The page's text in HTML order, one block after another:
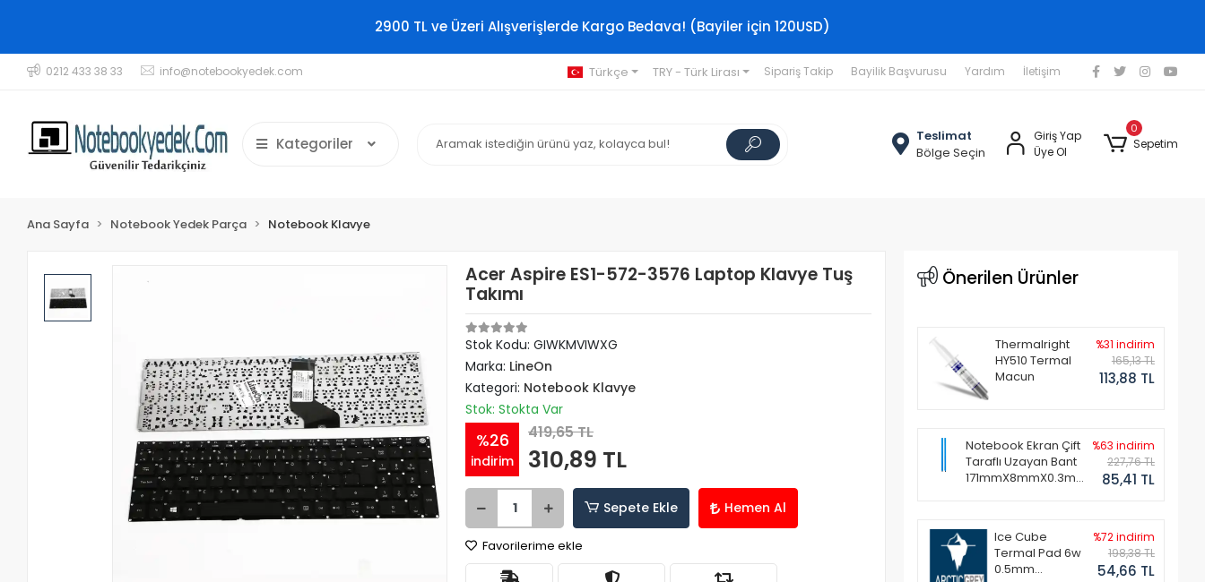
2900 TL ve Üzeri Alışverişlerde Kargo Bedava! (Bayiler için 120USD)
0212 433 38 33 info@notebookyedek.com Türkçe TRY - Türk Lirası Sipariş Takip Bayilik Başvurusu Yardım İletişim
Kategoriler
Teslimat
Bölge Seçin
Giriş Yap
Üye Ol
0
Sepetim
Ana Sayfa Notebook Yedek Parça Notebook Klavye
Acer Aspire ES1-572-3576 Laptop Klavye Tuş
Takımı
Stok Kodu: GIWKMVIWXG
Marka: LineOn
Kategori: Notebook Klavye
Stok: Stokta Var
%26
indirim
419,65 TL
310,89 TL
Sepete Ekle Hemen Al
Favorilerime ekle
Önerilen Ürünler
Thermalright
HY510 Termal
Macun
%31 indirim
165,13 TL
113,88 TL
Notebook Ekran Çift
Taraflı Uzayan Bant
171mmX8mmX0.3mm
%63 indirim
227,76 TL
85,41 TL
Ice Cube
Termal Pad 6w
0.5mm
%72 indirim
198,38 TL
54,66 TL